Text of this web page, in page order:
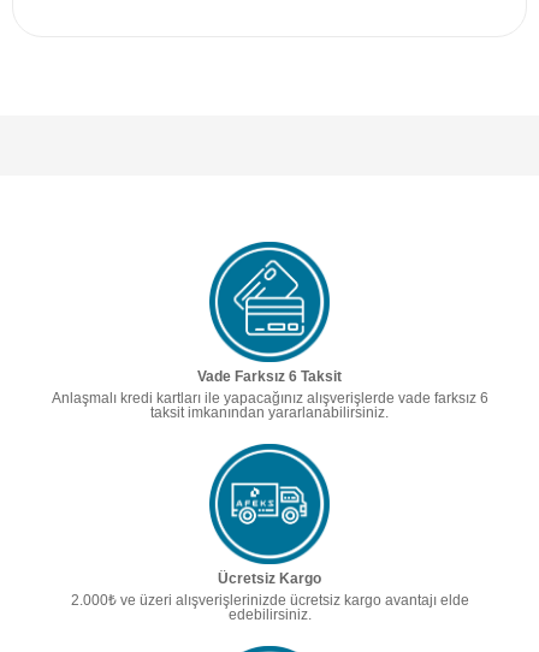
Vade Farksız 6 Taksit
Anlaşmalı kredi kartları ile yapacağınız alışverişlerde vade farksız 6
taksit imkanından yararlanabilirsiniz.
Ücretsiz Kargo
2.000₺ ve üzeri alışverişlerinizde ücretsiz kargo avantajı elde
edebilirsiniz.